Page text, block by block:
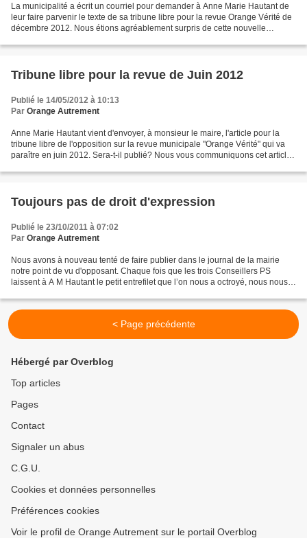
La municipalité a écrit un courriel pour demander à Anne Marie Hautant de
leur faire parvenir le texte de sa tribune libre pour la revue Orange Vérité de
décembre 2012. Nous étions agréablement surpris de cette nouvelle
Tribune libre pour la revue de Juin 2012
Publié le 14/05/2012 à 10:13
Par Orange Autrement
Anne Marie Hautant vient d'envoyer, à monsieur le maire, l'article pour la
tribune libre de l'opposition sur la revue municipale "Orange Vérité" qui va
paraître en juin 2012. Sera-t-il publié? Nous vous communiquons cet article,
Toujours pas de droit d'expression
Publié le 23/10/2011 à 07:02
Par Orange Autrement
Nous avons à nouveau tenté de faire publier dans le journal de la mairie
notre point de vu d'opposant. Chaque fois que les trois Conseillers PS
laissent à A M Hautant le petit entrefilet que l’on nous a octroyé, nous nous
< Page précédente
Hébergé par Overblog
Top articles
Pages
Contact
Signaler un abus
C.G.U.
Cookies et données personnelles
Préférences cookies
Voir le profil de Orange Autrement sur le portail Overblog